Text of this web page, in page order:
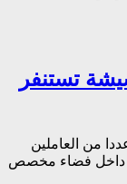
تستنفر
من العاملين
داخل فضاء مخصص